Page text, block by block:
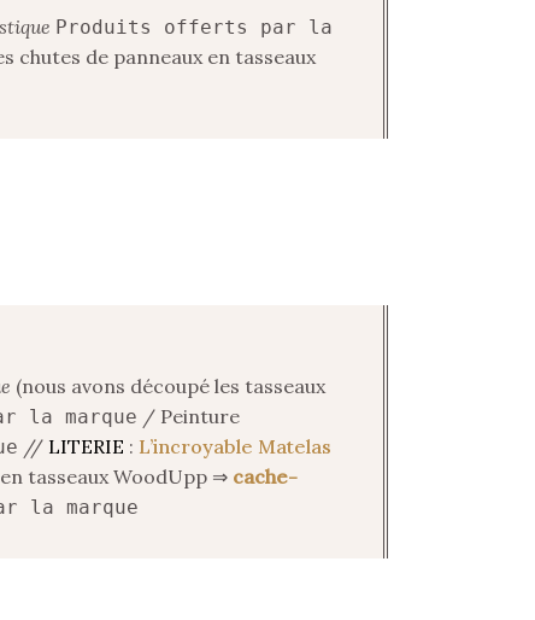
Produits offerts par la
chutes de panneaux en tasseaux
(nous avons découpé les tasseaux
la marque / Peinture
// LITERIE : L’incroyable Matelas
tasseaux WoodUpp ⇒ cache-
la marque